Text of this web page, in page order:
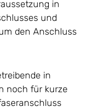
in
und
den Anschluss
in
noch für kurze